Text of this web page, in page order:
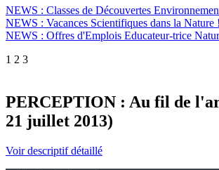
NEWS : Classes de Découvertes
NEWS : Vacances Scientifiques dans la Nature !
NEWS : Offres d'Emplois Educateur-trice
1 2 3
PERCEPTION : Au fil de
21 juillet 2013)
Voir descriptif détaillé